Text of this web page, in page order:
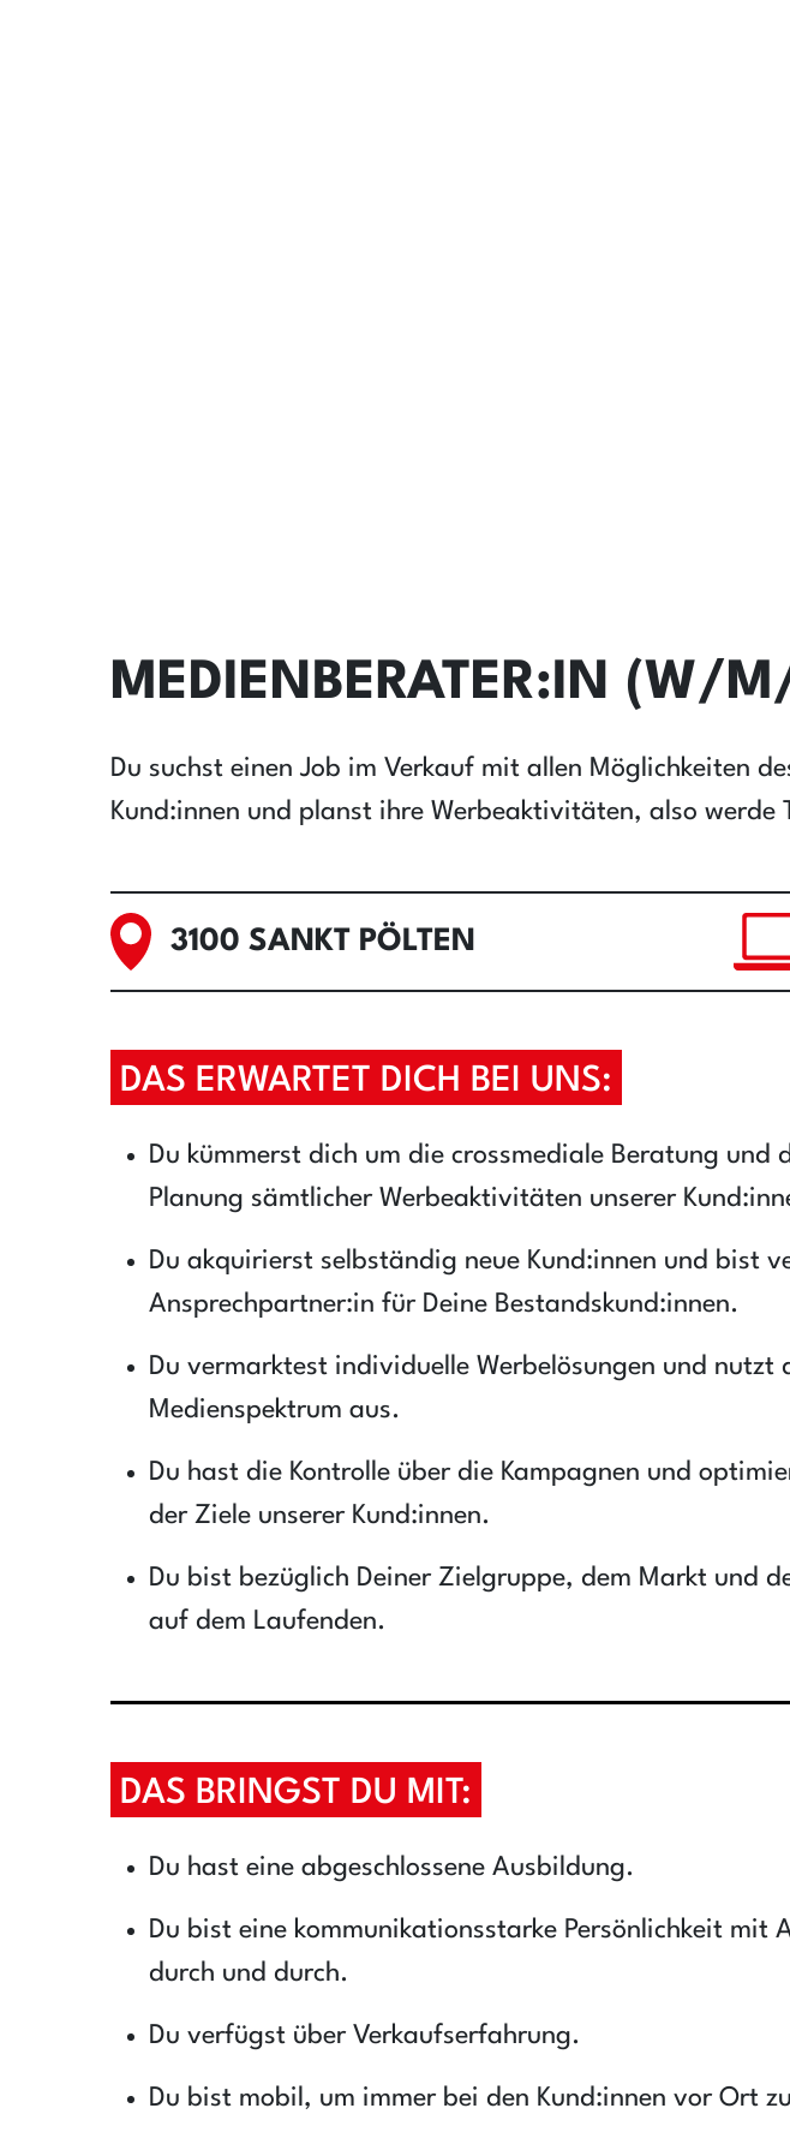
MEDIENBERATER:IN (W/
Du suchst einen Job im Verkauf mit allen Möglichkeiten
Kund:innen und planst ihre Werbeaktivitäten, also werde
3100 SANKT PÖLTEN
DAS ERWARTET DICH BEI UNS:
Du kümmerst dich um die crossmediale Beratung und
Planung sämtlicher Werbeaktivitäten unserer
Du akquirierst selbständig neue Kund:innen und bist
Ansprechpartner:in für Deine Bestandskund:innen.
Du vermarktest individuelle Werbelösungen und nutzt
Medienspektrum aus.
Du hast die Kontrolle über die Kampagnen und
der Ziele unserer Kund:innen.
Du bist bezüglich Deiner Zielgruppe, dem Markt und
auf dem Laufenden.
DAS BRINGST DU MIT:
Du hast eine abgeschlossene Ausbildung.
Du bist eine kommunikationsstarke Persönlichkeit mit
durch und durch.
Du verfügst über Verkaufserfahrung.
Du bist mobil, um immer bei den Kund:innen vor Ort